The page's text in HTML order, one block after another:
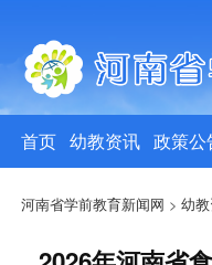
首页 幼教资讯 政策公
河南省学前教育新闻网 >幼